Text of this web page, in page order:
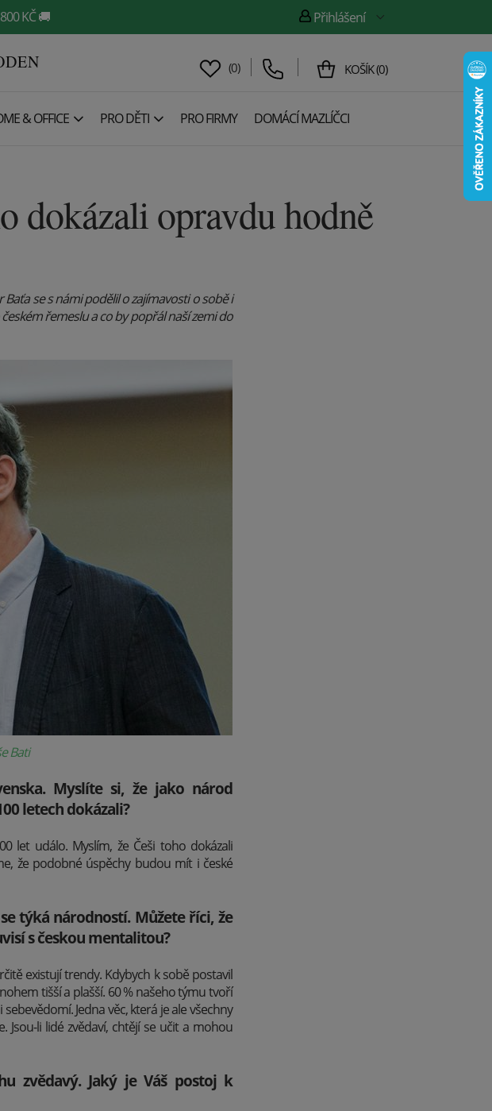
KČ 🚚 Přihlášení
(0) KOŠÍK(0)
& OFFICE PRO DĚTI PRO FIRMY DOMÁCÍ MAZLÍČCI
dokázali opravdu hodně
se s námi podělil o zajímavosti o sobě i
řemeslu a co by popřál naší zemi do
Bati
Myslíte si, že jako národ
letech dokázali?
let událo. Myslím, že Češi toho dokázali
že podobné úspěchy budou mít i české
týká národností. Můžete říci, že
s českou mentalitou?
existují trendy. Kdybych k sobě postavil
tišší a plašší. 60 % našeho týmu tvoří
Jedna věc, která je ale všechny
Jsou-li lidé zvědaví, chtějí se učit a mohou
zvědavý. Jaký je Váš postoj k